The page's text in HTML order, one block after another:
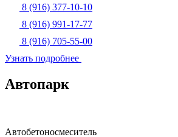
8 (916) 377-10-10
8 (916) 991-17-77
8 (916) 705-55-00
Узнать подробнее
Автопарк
Автобетоносмеситель